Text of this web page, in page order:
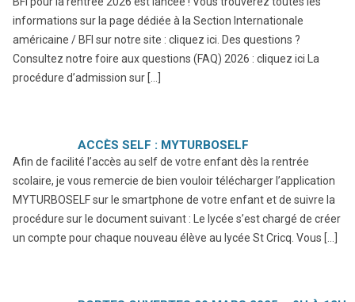
informations sur la page dédiée à la Section Internationale
américaine / BFI sur notre site : cliquez ici. Des questions ?
Consultez notre foire aux questions (FAQ) 2026 : cliquez ici La
procédure d’admission sur […]
ACCÈS SELF : MYTURBOSELF
Afin de facilité l’accès au self de votre enfant dès la rentrée
scolaire, je vous remercie de bien vouloir télécharger l’application
MYTURBOSELF sur le smartphone de votre enfant et de suivre la
procédure sur le document suivant : Le lycée s’est chargé de créer
un compte pour chaque nouveau élève au lycée St Cricq. Vous […]